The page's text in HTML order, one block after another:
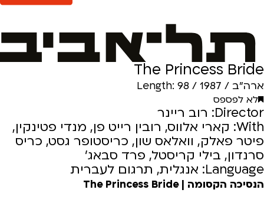
The Princess Bride
ארה"ב / 1987 / Length: 98
לא לפספס
Director: רוב ריינר
With: קארי אלווס, רובין רייט פן, מנדי פטינקין,
פיטר פאלק, וואלאס שון, כריסטופר גסט, כריס
סרנדון, בילי קריסטל, פרד סבאג'
Language: אנגלית, תרגום לעברית
הנסיכה הקסומה | The Princess Bride